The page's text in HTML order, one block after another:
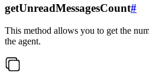
getUnreadMessagesCount#
This method allows you to get the
the agent.